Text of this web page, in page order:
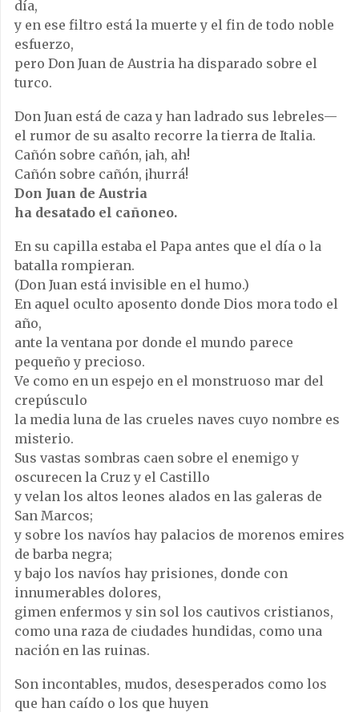
día,
y en ese filtro está la muerte y el fin de todo noble
esfuerzo,
pero Don Juan de Austria ha disparado sobre el
turco.
Don Juan está de caza y han ladrado sus lebreles—
el rumor de su asalto recorre la tierra de Italia.
Cañón sobre cañón, ¡ah, ah!
Cañón sobre cañón, ¡hurrá!
Don Juan de Austria
ha desatado el cañoneo.
En su capilla estaba el Papa antes que el día o la
batalla rompieran.
(Don Juan está invisible en el humo.)
En aquel oculto aposento donde Dios mora todo el
año,
ante la ventana por donde el mundo parece
pequeño y precioso.
Ve como en un espejo en el monstruoso mar del
crepúsculo
la media luna de las crueles naves cuyo nombre es
misterio.
Sus vastas sombras caen sobre el enemigo y
oscurecen la Cruz y el Castillo
y velan los altos leones alados en las galeras de
San Marcos;
y sobre los navíos hay palacios de morenos emires
de barba negra;
y bajo los navíos hay prisiones, donde con
innumerables dolores,
gimen enfermos y sin sol los cautivos cristianos,
como una raza de ciudades hundidas, como una
nación en las ruinas.
Son incontables, mudos, desesperados como los
que han caído o los que huyen